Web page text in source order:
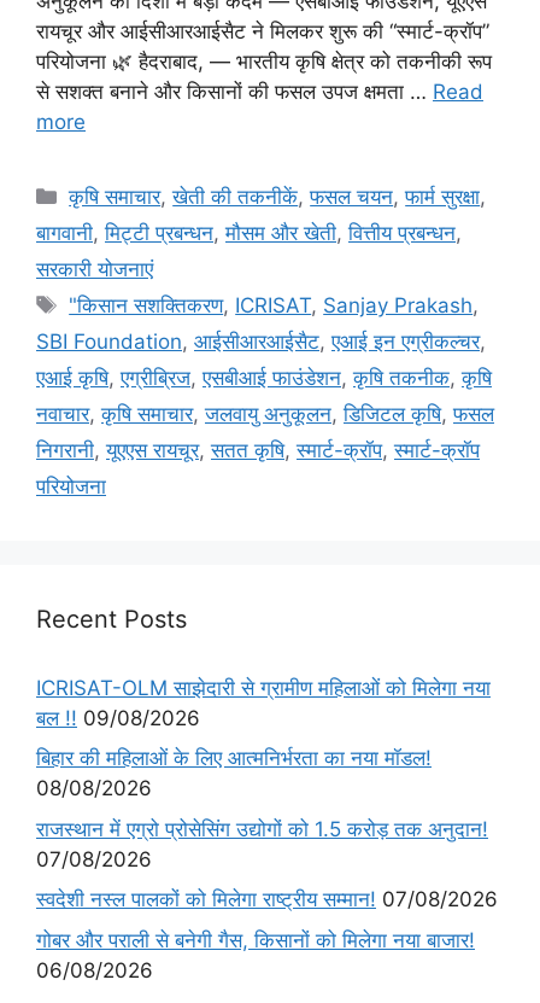
रायचूर और आईसीआरआईसैट ने मिलकर शुरू की “स्मार्ट-क्रॉप”
परियोजना 🌿 हैदराबाद, — भारतीय कृषि क्षेत्र को तकनीकी रूप
से सशक्त बनाने और किसानों की फसल उपज क्षमता … Read
more
कृषि समाचार,खेती की तकनीकें,फसल चयन,फार्म सुरक्षा,
बागवानी,मि‌ट्टी प्रबन्धन,मौसम और खेती,वित्तीय प्रबन्धन,
सरकारी योजनाएं
"किसान सशक्तिकरण, ICRISAT, Sanjay Prakash,
SBI Foundation, आईसीआरआईसैट,एआई इन एग्रीकल्चर,
एआई कृषि,एग्रीब्रिज,एसबीआई फाउंडेशन,कृषि तकनीक,कृषि
नवाचार,कृषि समाचार,जलवायु अनुकूलन,डिजिटल कृषि,फसल
निगरानी,यूएएस रायचूर,सतत कृषि,स्मार्ट-क्रॉप,स्मार्ट-क्रॉप
परियोजना
Recent Posts
ICRISAT-OLM साझेदारी से ग्रामीण महिलाओं को मिलेगा नया
बल !! 09/08/2026
बिहार की महिलाओं के लिए आत्मनिर्भरता का नया मॉडल!
08/08/2026
राजस्थान में एग्रो प्रोसेसिंग उद्योगों को 1.5 करोड़ तक अनुदान!
07/08/2026
स्वदेशी नस्ल पालकों को मिलेगा राष्ट्रीय सम्मान! 07/08/2026
गोबर और पराली से बनेगी गैस, किसानों को मिलेगा नया बाजार!
06/08/2026